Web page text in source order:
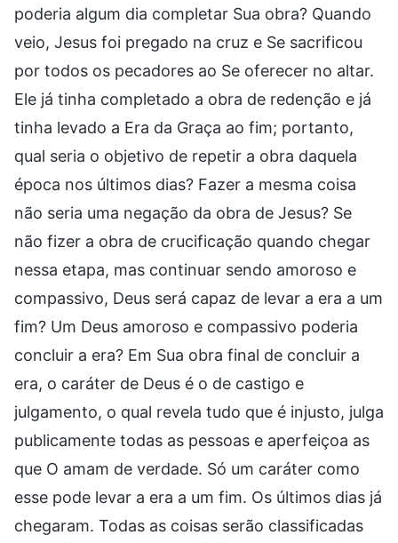
poderia algum dia completar Sua obra? Quando
veio, Jesus foi pregado na cruz e Se sacrificou
por todos os pecadores ao Se oferecer no altar.
Ele já tinha completado a obra de redenção e já
tinha levado a Era da Graça ao fim; portanto,
qual seria o objetivo de repetir a obra daquela
época nos últimos dias? Fazer a mesma coisa
não seria uma negação da obra de Jesus? Se
não fizer a obra de crucificação quando chegar
nessa etapa, mas continuar sendo amoroso e
compassivo, Deus será capaz de levar a era a um
fim? Um Deus amoroso e compassivo poderia
concluir a era? Em Sua obra final de concluir a
era, o caráter de Deus é o de castigo e
julgamento, o qual revela tudo que é injusto, julga
publicamente todas as pessoas e aperfeiçoa as
que O amam de verdade. Só um caráter como
esse pode levar a era a um fim. Os últimos dias já
chegaram. Todas as coisas serão classificadas